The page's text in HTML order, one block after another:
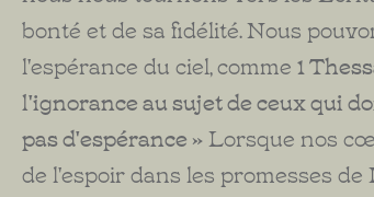
bonté et de sa fidélité. Nous
l'espérance du ciel, comme 1
l'ignorance au sujet de ceux qui
pas d'espérance »Lorsque nos
de l'espoir dans les promesses de